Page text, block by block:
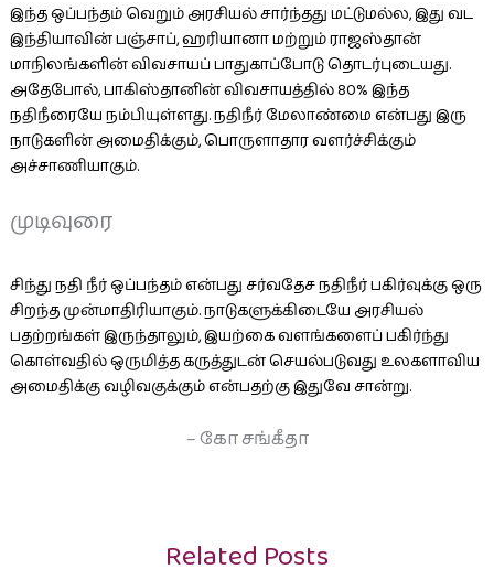
இந்த ஒப்பந்தம் வெறும் அரசியல் சார்ந்தது மட்டுமல்ல, இது வட
இந்தியாவின் பஞ்சாப், ஹரியானா மற்றும் ராஜஸ்தான்
மாநிலங்களின் விவசாயப் பாதுகாப்போடு தொடர்புடையது.
அதேபோல், பாகிஸ்தானின் விவசாயத்தில் 80% இந்த
நதிநீரையே நம்பியுள்ளது. நதிநீர் மேலாண்மை என்பது இரு
நாடுகளின் அமைதிக்கும், பொருளாதார வளர்ச்சிக்கும்
அச்சாணியாகும்.
முடிவுரை
சிந்து நதி நீர் ஒப்பந்தம் என்பது சர்வதேச நதிநீர் பகிர்வுக்கு ஒரு
சிறந்த முன்மாதிரியாகும். நாடுகளுக்கிடையே அரசியல்
பதற்றங்கள் இருந்தாலும், இயற்கை வளங்களைப் பகிர்ந்து
கொள்வதில் ஒருமித்த கருத்துடன் செயல்படுவது உலகளாவிய
அமைதிக்கு வழிவகுக்கும் என்பதற்கு இதுவே சான்று.
– கோ சங்கீதா
Related Posts